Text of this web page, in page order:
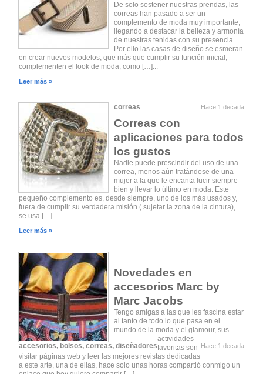
De solo sostener nuestras prendas, las
correas han pasado a ser un
complemento de moda muy importante,
llegando a destacar la belleza y armonía
de nuestras tenidas con su presencia.
Por ello las casas de diseño se esmeran
en crear nuevos modelos, que más que cumplir su función inicial,
complementen el look de moda, como […]...
Leer más »
correas Hace 1 decada
Correas con
aplicaciones para todos
los gustos
Nadie puede prescindir del uso de una
correa, menos aún tratándose de una
mujer a la que le encanta lucir siempre
bien y llevar lo último en moda. Este
pequeño complemento es, desde siempre, uno de los más usados y,
fuera de cumplir su verdadera misión ( sujetar la zona de la cintura),
se usa […]...
Leer más »
accesorios, bolsos,correas,diseñadores Hace 1 decada
Novedades en
accesorios Marc by
Marc Jacobs
Tengo amigas a las que les fascina estar
al tanto de todo lo que pasa en el
mundo de la moda y el glamour, sus
actividades
favoritas son
visitar páginas web y leer las mejores revistas dedicadas
a este arte, una de ellas, hace solo unas horas compartió conmigo un